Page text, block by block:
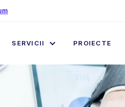
SERVICII PROIECTE